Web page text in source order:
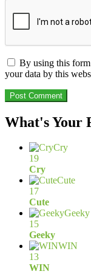
By using this
your data by this
What's Your
Cry
19
Cry
Cute
17
Cute
Geeky
15
Geeky
WIN
13
WIN